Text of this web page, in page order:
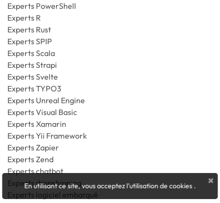
Experts PowerShell
Experts R
Experts Rust
Experts SPIP
Experts Scala
Experts Strapi
Experts Svelte
Experts TYPO3
Experts Unreal Engine
Experts Visual Basic
Experts Xamarin
Experts Yii Framework
Experts Zapier
Experts Zend
Experts chatbot
Experts dropshipping
Experts logiciel embarqué
×
En utilisant ce site, vous acceptez l'utilisation de cookies.